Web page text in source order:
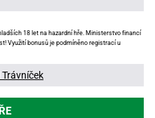
18 let na hazardní hře. Ministerstvo financí
Využití bonusů je podmíněno registrací u